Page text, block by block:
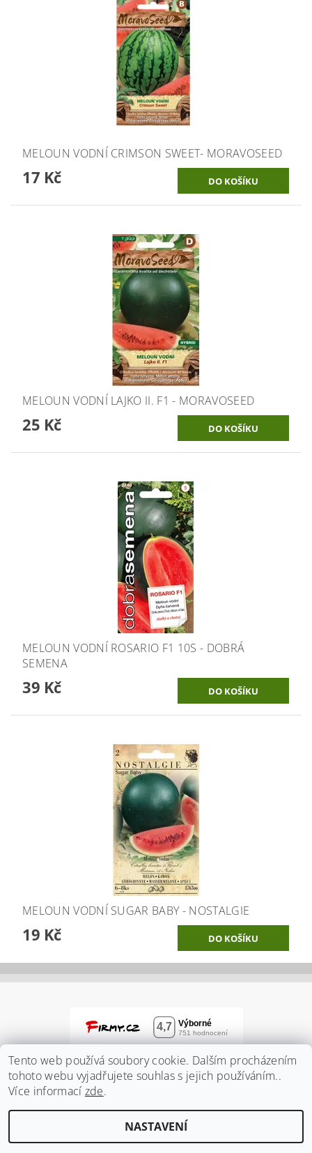
MELOUN VODNÍ CRIMSON SWEET- MORAVOSEED
17 Kč
MELOUN VODNÍ LAJKO II. F1 - MORAVOSEED
25 Kč
MELOUN VODNÍ ROSARIO F1 10S - DOBRÁ
SEMENA
39 Kč
MELOUN VODNÍ SUGAR BABY - NOSTALGIE
19 Kč
2026 ©Zahradnidum.cz, všechna práva vyhrazena
Tento web používá soubory cookie. Dalším procházením
tohoto webu vyjadřujete souhlas s jejich používáním..
Více informací zde.
NASTAVENÍ